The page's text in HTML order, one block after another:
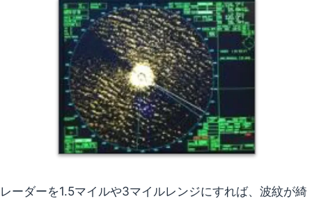
レーダーを1.5マイルや3マイルレンジにすれば、波紋が綺